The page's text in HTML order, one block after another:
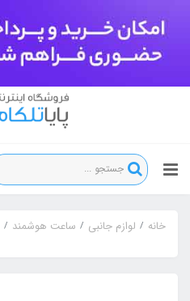
خانه لوازم جانبی ساعت هوشمند